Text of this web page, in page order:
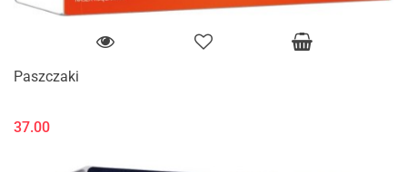
Paszczaki
37.00